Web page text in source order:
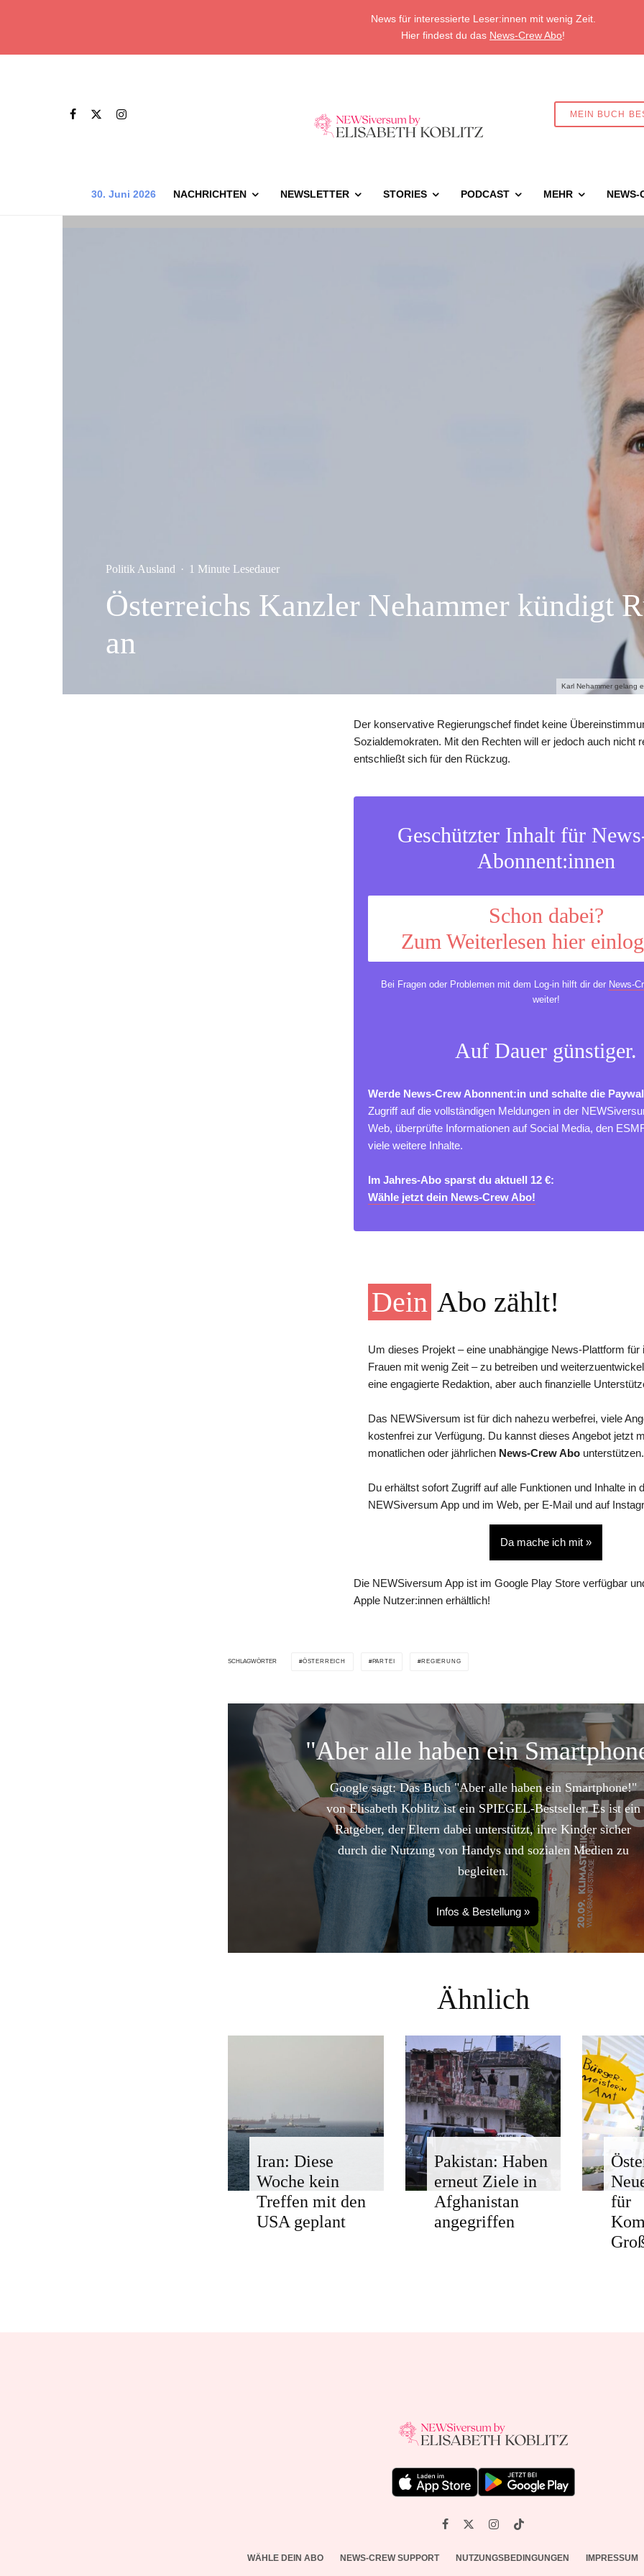
News für interessierte Leser:innen mit wenig Zeit.
Hier findest du das News-Crew Abo!
MEIN BUCH
30. Juni 2026 NACHRICHTEN NEWSLETTER STORIES PODCAST MEHR NEWS-
Karl Nehammer gelang
Politik Ausland · 1 Minute Lesedauer
Österreichs Kanzler Nehammer kündigt
an
Der konservative Regierungschef findet keine
Sozialdemokraten. Mit den Rechten will er jedoch auch nicht
entschließt sich für den Rückzug.
Geschützter Inhalt für
Abonnent:innen
Schon dabei?
Zum Weiterlesen hier
Bei Fragen oder Problemen mit dem Log-in hilft dir der News-
weiter!
Auf Dauer günstiger.
Werde News-Crew Abonnent:in und schalte die
Zugriff auf die vollständigen Meldungen in der
Web, überprüfte Informationen auf Social Media, den
viele weitere Inhalte.
Im Jahres-Abo sparst du aktuell 12 €:
Wähle jetzt dein News-Crew Abo!
Dein Abo zählt!
Um dieses Projekt – eine unabhängige News-Plattform für
Frauen mit wenig Zeit – zu betreiben und
eine engagierte Redaktion, aber auch finanzielle
Das NEWSiversum ist für dich nahezu werbefrei, viele
kostenfrei zur Verfügung. Du kannst dieses Angebot jetzt
monatlichen oder jährlichen News-Crew Abo unterstützen.
Du erhältst sofort Zugriff auf alle Funktionen und Inhalte in
NEWSiversum App und im Web, per E-Mail und auf
Da mache ich mit »
Die NEWSiversum App ist im Google Play Store verfügbar
Apple Nutzer:innen erhältlich!
SCHLAGWÖRTER ÖSTERREICH PARTEI REGIERUNG
"Aber alle haben ein
Google sagt: Das Buch "Aber alle haben ein Smartphone!"
von Elisabeth Koblitz ist ein SPIEGEL-Bestseller. Es ist ein
Ratgeber, der Eltern dabei unterstützt, ihre Kinder sicher
durch die Nutzung von Handys und sozialen Medien zu
begleiten.
Infos & Bestellung »
Ähnlich
Iran: Diese
Woche kein
Treffen mit den
USA geplant
Pakistan: Haben
erneut Ziele in
Afghanistan
angegriffen
für
WÄHLE DEIN ABO NEWS-CREW SUPPORT NUTZUNGSBEDINGUNGEN IMPRESSUM